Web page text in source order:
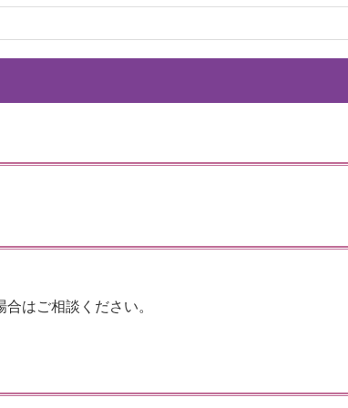
はご相談ください。